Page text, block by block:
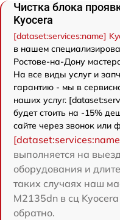
Чистка блока
Kyocera
[dataset:services:name]
в нашем
Ростове-на-Дону
На все виды услуг и
гарантию - мы в
наших услуг.
будет стоить на -15%
сайте через звонок или
выполняется на
оборудования и
таких случаях наш
M2135dn в сц
обратно.